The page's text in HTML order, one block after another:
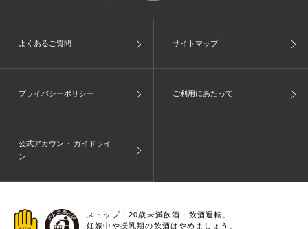
よくあるご質問 サイトマップ
プライバシーポリシー ご利用にあたって
公式アカウント ガイドライ
ン
ストップ！20歳未満飲酒・飲酒運転。
妊娠中や授乳期の飲酒はやめましょう。